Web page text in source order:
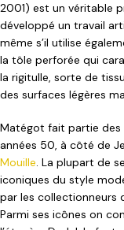
2001) est un véritable
développé un travail
même s’il utilise
la tôle perforée qui
la rigitulle, sorte de
des surfaces légères
Matégot fait partie des
années 50, à côté de
Mouille. La plupart de
iconiques du style
par les collectionneurs
Parmi ses icônes on